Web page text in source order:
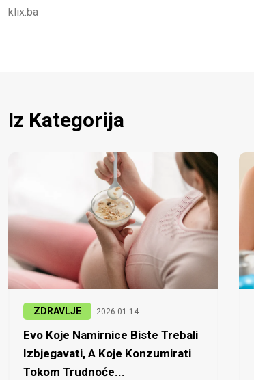
klix.ba
Iz Kategorija
ZDRAVLJE 2026-01-14
Evo Koje Namirnice Biste Trebali
Izbjegavati, A Koje Konzumirati
Tokom Trudnoće...